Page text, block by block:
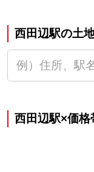
西田辺駅の土
西田辺駅×価